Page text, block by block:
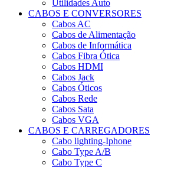
Utilidades Auto
CABOS E CONVERSORES
Cabos AC
Cabos de Alimentação
Cabos de Informática
Cabos Fibra Ótica
Cabos HDMI
Cabos Jack
Cabos Óticos
Cabos Rede
Cabos Sata
Cabos VGA
CABOS E CARREGADORES
Cabo lighting-Iphone
Cabo Type A/B
Cabo Type C